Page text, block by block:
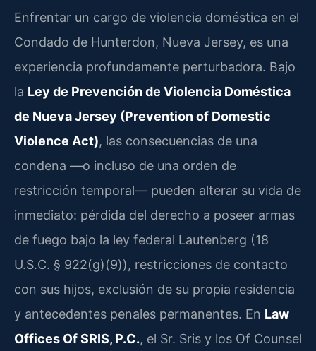
Enfrentar un cargo de violencia doméstica en el
Condado de Hunterdon, Nueva Jersey, es una
experiencia profundamente perturbadora. Bajo
la Ley de Prevención de Violencia Doméstica
de Nueva Jersey (Prevention of Domestic
Violence Act), las consecuencias de una
condena —o incluso de una orden de
restricción temporal— pueden alterar su vida de
inmediato: pérdida del derecho a poseer armas
de fuego bajo la ley federal Lautenberg (18
U.S.C. § 922(g)(9)), restricciones de contacto
con sus hijos, exclusión de su propia residencia
y antecedentes penales permanentes. En Law
Offices Of SRIS, P.C., el Sr. Sris y los Of Counsel